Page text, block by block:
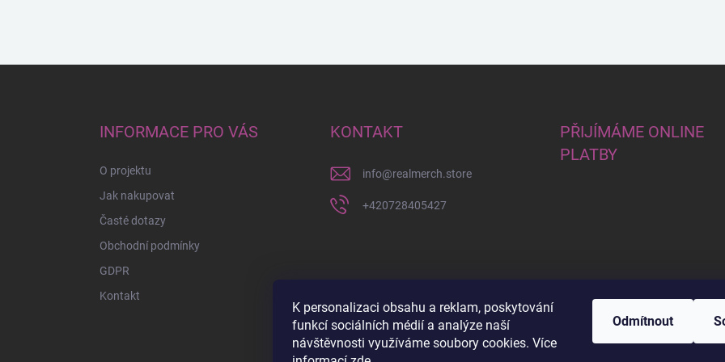
K personalizaci obsahu a reklam, poskytování
funkcí sociálních médií a analýze naší
návštěvnosti využíváme soubory cookies. Více
Odmítnout
INFORMACE PRO VÁS
O projektu
Jak nakupovat
Časté dotazy
Obchodní podmínky
GDPR
Kontakt
KONTAKT
info@realmerch.store
+420728405427
PŘIJÍMÁME ONLINE
PLATBY
Stav objednávky a vrácení zboží